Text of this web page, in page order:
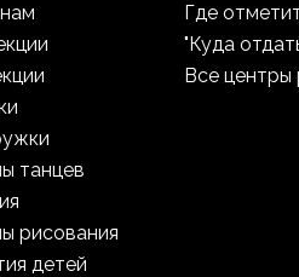
танцев
рисования
детей
Где
"Куда
Все центры